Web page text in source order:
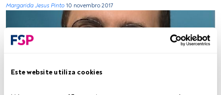
Este website utiliza cookies
Margarida Jesus Pinto 10 novembro 2017
Cedida